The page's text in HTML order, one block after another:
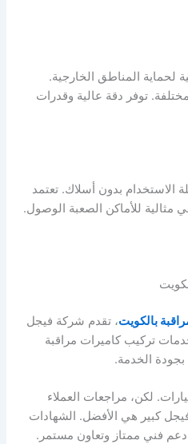
لحماية المناطق الخارجية.
توفر دقة عالية وقدرات
الاستخدام بدون أسلاك. تعتمد
مثالية للأماكن الصعبة الوصول.
بالكويت، تقدم شركة فيجل
تركيب كاميرات مراقبة
بجودة الخدمة.
لكن، مراجعات العملاء
كبير هي الأفضل. الشهادات
دعم فني ممتاز وتعاون مستمر.